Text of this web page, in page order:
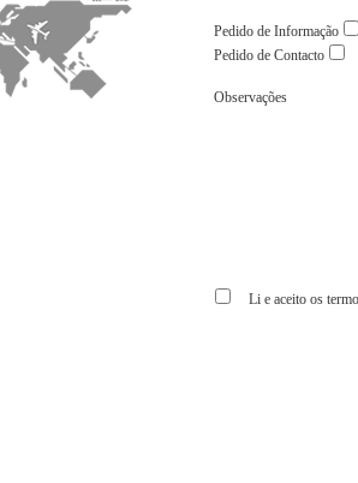
Pedido de Informação
Pedido de Contacto
Observações
Li e aceito os